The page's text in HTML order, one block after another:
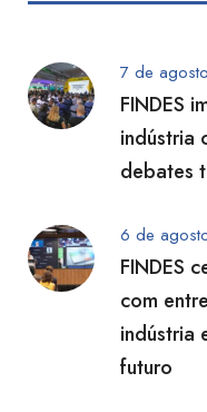
7 de
FINDES
indústria
debates
6 de
FINDES
com
indústria
futuro